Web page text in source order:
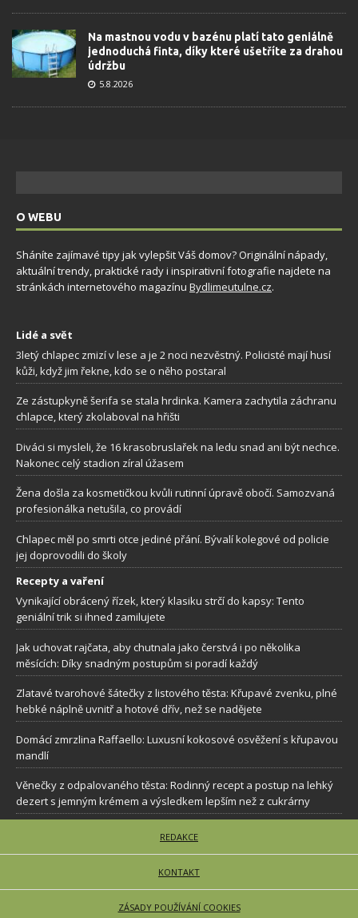
Na mastnou vodu v bazénu platí tato geniálně
jednoduchá finta, díky které ušetříte za drahou
údržbu
5.8.2026
O WEBU
Sháníte zajímavé tipy jak vylepšit Váš domov? Originální nápady,
aktuální trendy, praktické rady i inspirativní fotografie najdete na
stránkách internetového magazínu Bydlimeutulne.cz.
Lidé a svět
3letý chlapec zmizí v lese a je 2 noci nezvěstný. Policisté mají husí
kůži, když jim řekne, kdo se o něho postaral
Ze zástupkyně šerifa se stala hrdinka. Kamera zachytila záchranu
chlapce, který zkolaboval na hřišti
Diváci si mysleli, že 16 krasobruslařek na ledu snad ani být nechce.
Nakonec celý stadion zíral úžasem
Žena došla za kosmetičkou kvůli rutinní úpravě obočí. Samozvaná
profesionálka netušila, co provádí
Chlapec měl po smrti otce jediné přání. Bývalí kolegové od policie
jej doprovodili do školy
Recepty a vaření
Vynikající obrácený řízek, který klasiku strčí do kapsy: Tento
geniální trik si ihned zamilujete
Jak uchovat rajčata, aby chutnala jako čerstvá i po několika
měsících: Díky snadným postupům si poradí každý
Zlatavé tvarohové šátečky z listového těsta: Křupavé zvenku, plné
hebké náplně uvnitř a hotové dřív, než se nadějete
Domácí zmrzlina Raffaello: Luxusní kokosové osvěžení s křupavou
mandlí
Věnečky z odpalovaného těsta: Rodinný recept a postup na lehký
dezert s jemným krémem a výsledkem lepším než z cukrárny
REDAKCE
KONTAKT
ZÁSADY POUŽÍVÁNÍ COOKIES